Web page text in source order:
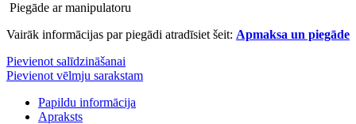
Piegāde ar manipulatoru
Vairāk informācijas par piegādi atradīsiet šeit: Apmaksa un piegāde
Pievienot salīdzināšanai
Pievienot vēlmju sarakstam
Papildu informācija
Apraksts